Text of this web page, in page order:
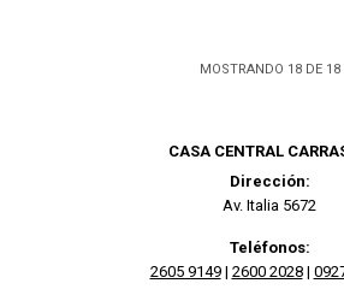
MOSTRANDO 18DE 18
CASA CENTRAL
Dirección:
Av. Italia 5672
Teléfonos:
2605 9149| 2600 2028|